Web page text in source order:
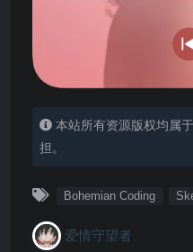
本站所有资源版权均属
担。
Bohemian Coding
爱情守望者